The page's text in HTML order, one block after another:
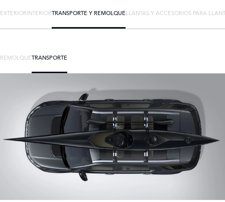
EXTERIORINTERIORTRANSPORTE Y REMOLQUELLANTAS Y ACCESORIOS PARA
REMOLQUETRANSPORTE